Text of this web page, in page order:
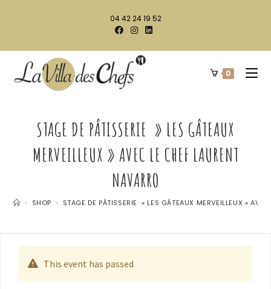
04 42 24 19 52
0
STAGE DE PÂTISSERIE » LES GÂTEAUX
MERVEILLEUX » AVEC LE CHEF LAURENT
NAVARRO
> SHOP > STAGE DE PÂTISSERIE » LES GÂTEAUX MERVEILLEUX »
This event has passed